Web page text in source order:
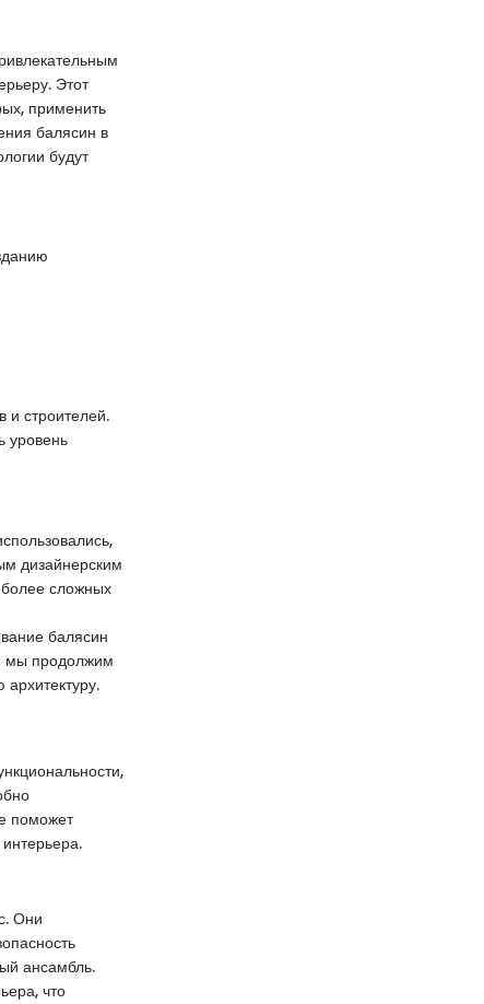
Этот
применить
балясин в
будут
строителей.
уровень
дизайнерским
сложных
балясин
мы продолжим
поможет
Они
ансамбль.
что